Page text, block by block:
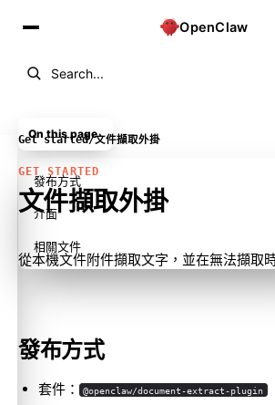
OpenClaw
Search...
Get started/文件擷取外掛
GET STARTED
文件擷取外掛
從本機文件附件擷取文字，並在無法擷取
發布方式
套件： @openclaw/document-extract-plugin
On this page
發布方式
介面
相關文件